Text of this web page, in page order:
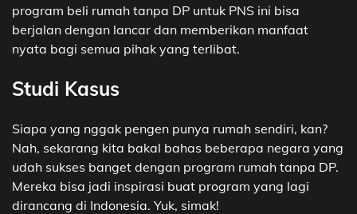
program beli rumah tanpa DP untuk PNS ini bisa
berjalan dengan lancar dan memberikan manfaat
nyata bagi semua pihak yang terlibat.
Studi Kasus
Siapa yang nggak pengen punya rumah sendiri, kan?
Nah, sekarang kita bakal bahas beberapa negara yang
udah sukses banget dengan program rumah tanpa DP.
Mereka bisa jadi inspirasi buat program yang lagi
dirancang di Indonesia. Yuk, simak!